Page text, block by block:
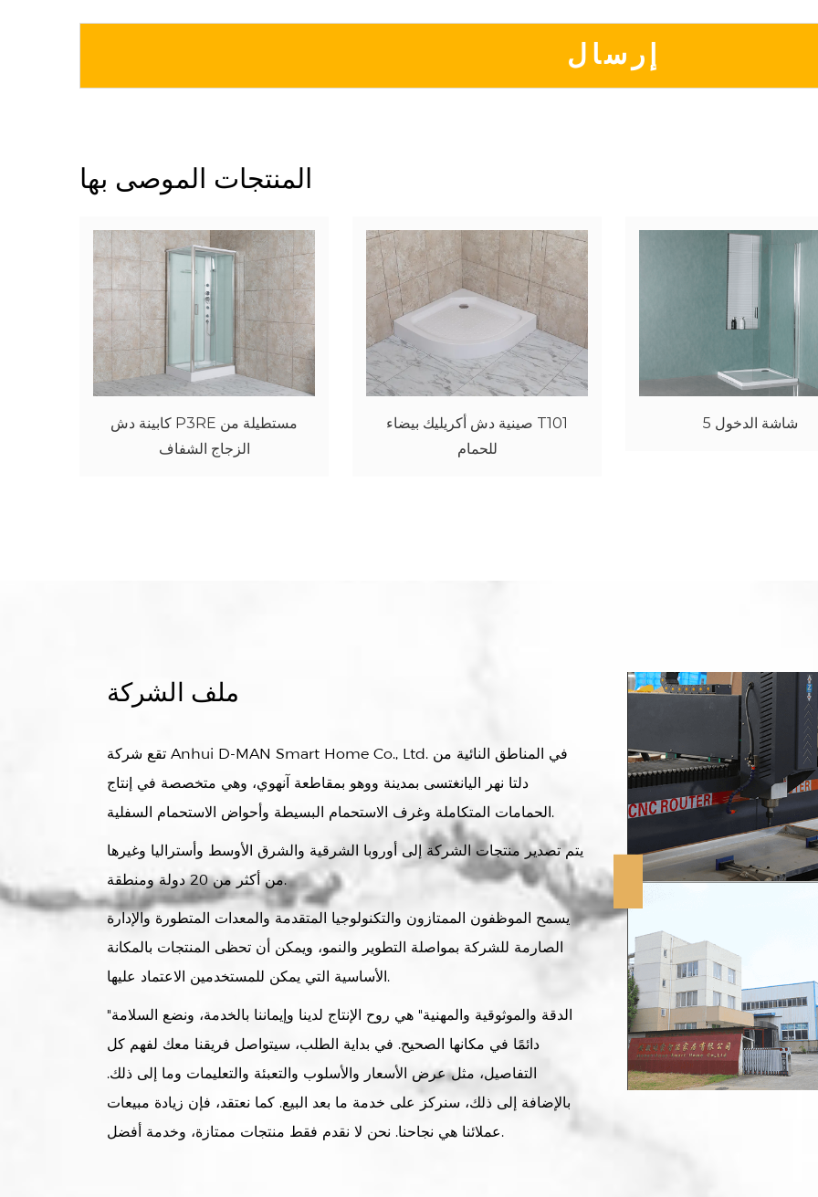
المنتجات الموصى بها
صينية دش أكريليك بيضاء T101
للحمام
شاشة الدخول 5 شاشة الدخول 7
ملف الشركة
تقع شركة Anhui D-MAN Smart Home Co., Ltd. في المناطق النائية من
دلتا نهر اليانغتسى بمدينة ووهو بمقاطعة آنهوي، وهي متخصصة في إنتاج
الحمامات المتكاملة وغرف الاستحمام البسيطة وأحواض الاستحمام السفلية.
يتم تصدير منتجات الشركة إلى أوروبا الشرقية والشرق الأوسط وأستراليا وغيرها
من أكثر من 20 دولة ومنطقة.
يسمح الموظفون الممتازون والتكنولوجيا المتقدمة والمعدات المتطورة والإدارة
الصارمة للشركة بمواصلة التطوير والنمو، ويمكن أن تحظى المنتجات بالمكانة
الأساسية التي يمكن للمستخدمين الاعتماد عليها.
"الدقة والموثوقية والمهنية" هي روح الإنتاج لدينا وإيماننا بالخدمة، ونضع السلامة
دائمًا في مكانها الصحيح. في بداية الطلب، سيتواصل فريقنا معك لفهم كل
التفاصيل، مثل عرض الأسعار والأسلوب والتعبئة والتعليمات وما إلى ذلك.
بالإضافة إلى ذلك، سنركز على خدمة ما بعد البيع. كما نعتقد، فإن زيادة مبيعات
عملائنا هي نجاحنا. نحن لا نقدم فقط منتجات ممتازة، وخدمة أفضل.